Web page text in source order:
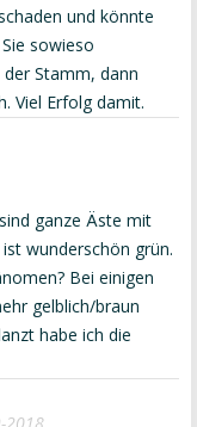
und könnte
sowieso
Stamm, dann
Viel Erfolg damit.
ganze Äste mit
wunderschön grün.
Bei einigen
gelblich/braun
habe ich die